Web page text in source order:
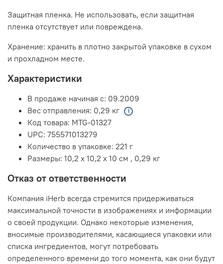
Защитная пленка. Не использовать, если защитная
пленка отсутствует или повреждена.
Хранение: хранить в плотно закрытой упаковке в сухом
и прохладном месте.
Характеристики
В продаже начиная с: 09.2009
Вес отправления: 0,29 кг
Код товара: MTG-01327
UPC: 755571013279
Количество в упаковке: 221 г
Размеры: 10,2 x 10,2 x 10 см , 0,29 кг
Отказ от ответственности
Компания iHerb всегда стремится придерживаться
максимальной точности в изображениях и информации
о своей продукции. Однако некоторые изменения,
вносимые производителями, касающиеся упаковки или
списка ингредиентов, могут потребовать
определенного времени до того момента, как они будут